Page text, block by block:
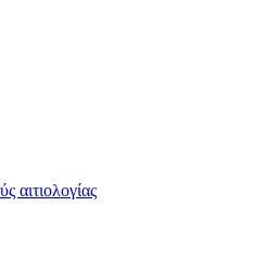
αιτιολογίας